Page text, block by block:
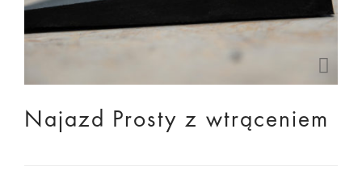
Najazd Prosty z wtrąceniem